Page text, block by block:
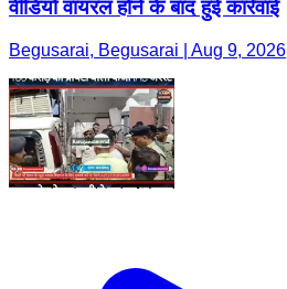
वीडियो वायरल होने के बाद हुई कार्रवाई
Begusarai, Begusarai | Aug 9, 2026